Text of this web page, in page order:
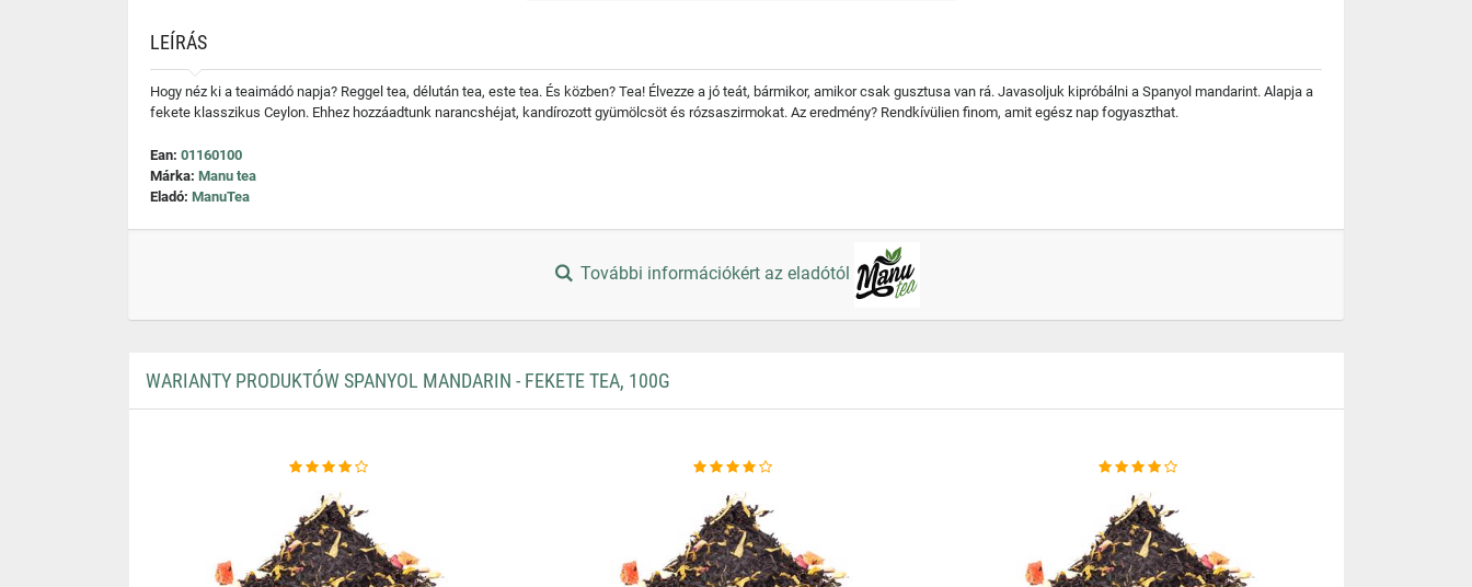
LEÍRÁS
Hogy néz ki a teaimádó napja? Reggel tea, délután tea, este tea. És közben? Tea! Élvezze a jó teát, bármikor, amikor csak gusztusa van rá. Javasoljuk kipróbálni a Spanyol mandarint. Alapja a
fekete klasszikus Ceylon. Ehhez hozzáadtunk narancshéjat, kandírozott gyümölcsöt és rózsaszirmokat. Az eredmény? Rendkívülien finom, amit egész nap fogyaszthat.
Ean: 01160100
Márka: Manu tea
Eladó: ManuTea
További információkért az eladótól
WARIANTY PRODUKTÓW SPANYOL MANDARIN - FEKETE TEA, 100G